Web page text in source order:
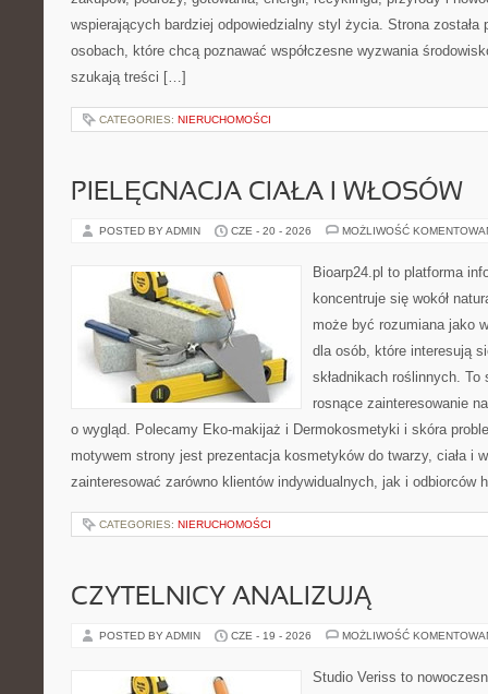
wspierających bardziej odpowiedzialny styl życia. Strona została
osobach, które chcą poznawać współczesne wyzwania
szukają treści […]
CATEGORIES: NIERUCHOMOŚCI
PIELĘGNACJA CIAŁA I WŁOSÓW
POSTED BY ADMIN CZE - 20 - 2026 MOŻLIWOŚĆ
Bioarp24.pl to platforma
koncentruje się wokół
może być rozumiana jako
dla osób, które interesują
składnikach roślinnych.
rosnące zainteresowanie
o wygląd. Polecamy Eko-makijaż i Dermokosmetyki i skóra
motywem strony jest prezentacja kosmetyków do twarzy, ciała i
zainteresować zarówno klientów indywidualnych, jak i
CATEGORIES: NIERUCHOMOŚCI
CZYTELNICY ANALIZUJĄ
POSTED BY ADMIN CZE - 19 - 2026 MOŻLIWOŚĆ
Studio Veriss to